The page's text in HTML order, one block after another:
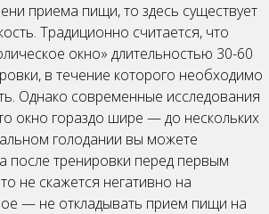
приема пищи, то здесь существует
Традиционно считается, что
окно» длительностью 30-60
в течение которого необходимо
Однако современные исследования
окно гораздо шире — до нескольких
голодании вы можете
после тренировки перед первым
не скажется негативно на
— не откладывать прием пищи на